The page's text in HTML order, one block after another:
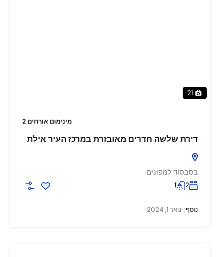
21
מינימום אורחים 2
דירת שלשה חדרים מאובזרת במרכז העיר אילת
בסבסוד למפונים
2
1
נוסף:ינואר 1, 2024